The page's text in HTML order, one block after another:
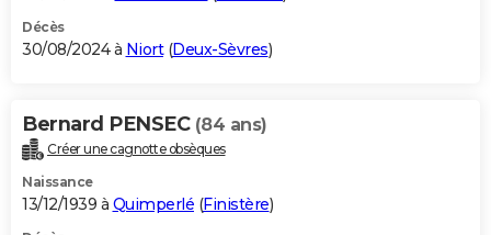
Décès
30/08/2024 à Niort(Deux-Sèvres)
Bernard PENSEC (84 ans)
Créer une cagnotte obsèques
Naissance
13/12/1939 à Quimperlé (Finistère)